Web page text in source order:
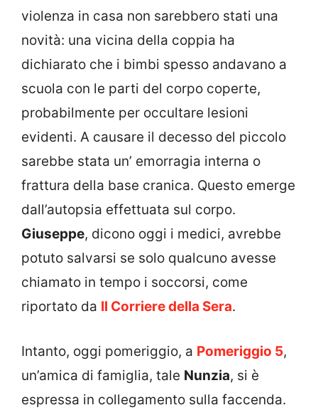
violenza in casa non sarebbero stati una
novità: una vicina della coppia ha
dichiarato che i bimbi spesso andavano a
scuola con le parti del corpo coperte,
probabilmente per occultare lesioni
evidenti. A causare il decesso del piccolo
sarebbe stata un’ emorragia interna o
frattura della base cranica. Questo emerge
dall’autopsia effettuata sul corpo.
Giuseppe, dicono oggi i medici, avrebbe
potuto salvarsi se solo qualcuno avesse
chiamato in tempo i soccorsi, come
riportato da Il Corriere della Sera.
Intanto, oggi pomeriggio, a Pomeriggio 5,
un’amica di famiglia, tale Nunzia, si è
espressa in collegamento sulla faccenda.